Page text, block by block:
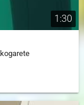
1:30